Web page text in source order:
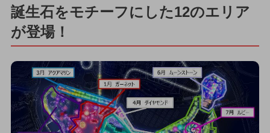
誕生石をモチーフにした12のエリア
が登場！